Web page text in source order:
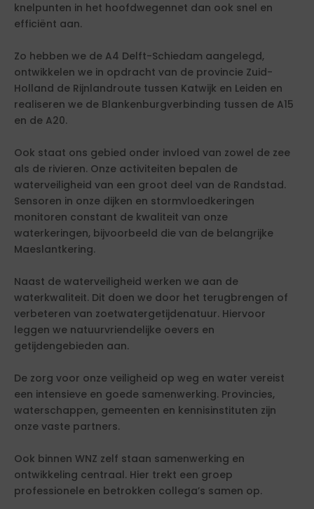
knelpunten in het hoofdwegennet dan ook snel en
efficiënt aan.
Zo hebben we de A4 Delft-Schiedam aangelegd,
ontwikkelen we in opdracht van de provincie Zuid-
Holland de Rijnlandroute tussen Katwijk en Leiden en
realiseren we de Blankenburgverbinding tussen de A15
en de A20.
Ook staat ons gebied onder invloed van zowel de zee
als de rivieren. Onze activiteiten bepalen de
waterveiligheid van een groot deel van de Randstad.
Sensoren in onze dijken en stormvloedkeringen
monitoren constant de kwaliteit van onze
waterkeringen, bijvoorbeeld die van de belangrijke
Maeslantkering.
Naast de waterveiligheid werken we aan de
waterkwaliteit. Dit doen we door het terugbrengen of
verbeteren van zoetwatergetijdenatuur. Hiervoor
leggen we natuurvriendelijke oevers en
getijdengebieden aan.
De zorg voor onze veiligheid op weg en water vereist
een intensieve en goede samenwerking. Provincies,
waterschappen, gemeenten en kennisinstituten zijn
onze vaste partners.
Ook binnen WNZ zelf staan samenwerking en
ontwikkeling centraal. Hier trekt een groep
professionele en betrokken collega’s samen op.